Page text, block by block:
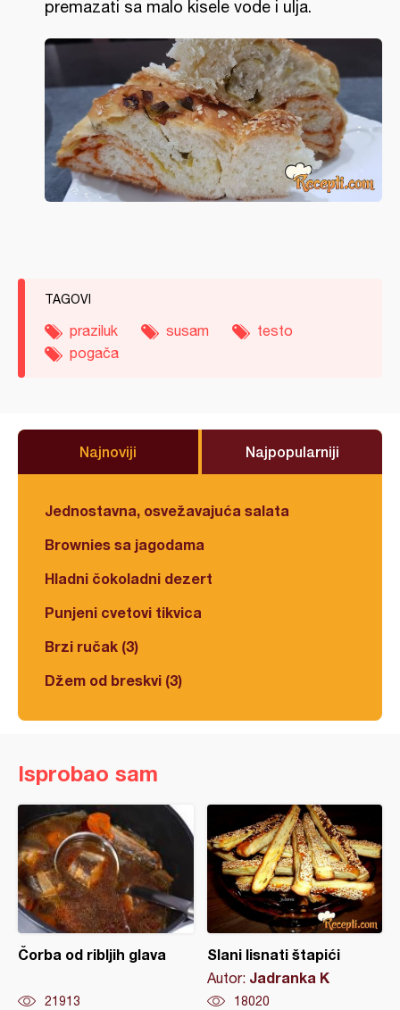
premazati sa malo kisele vode i ulja.
TAGOVI
praziluk susam
testo
pogača
Najnoviji Najpopularniji
Jednostavna, osvežavajuća salata
Brownies sa jagodama
Hladni čokoladni dezert
Punjeni cvetovi tikvica
Brzi ručak (3)
Džem od breskvi (3)
Isprobao sam
Čorba od ribljih glava
21913
Slani lisnati štapići
Autor: Jadranka K
18020